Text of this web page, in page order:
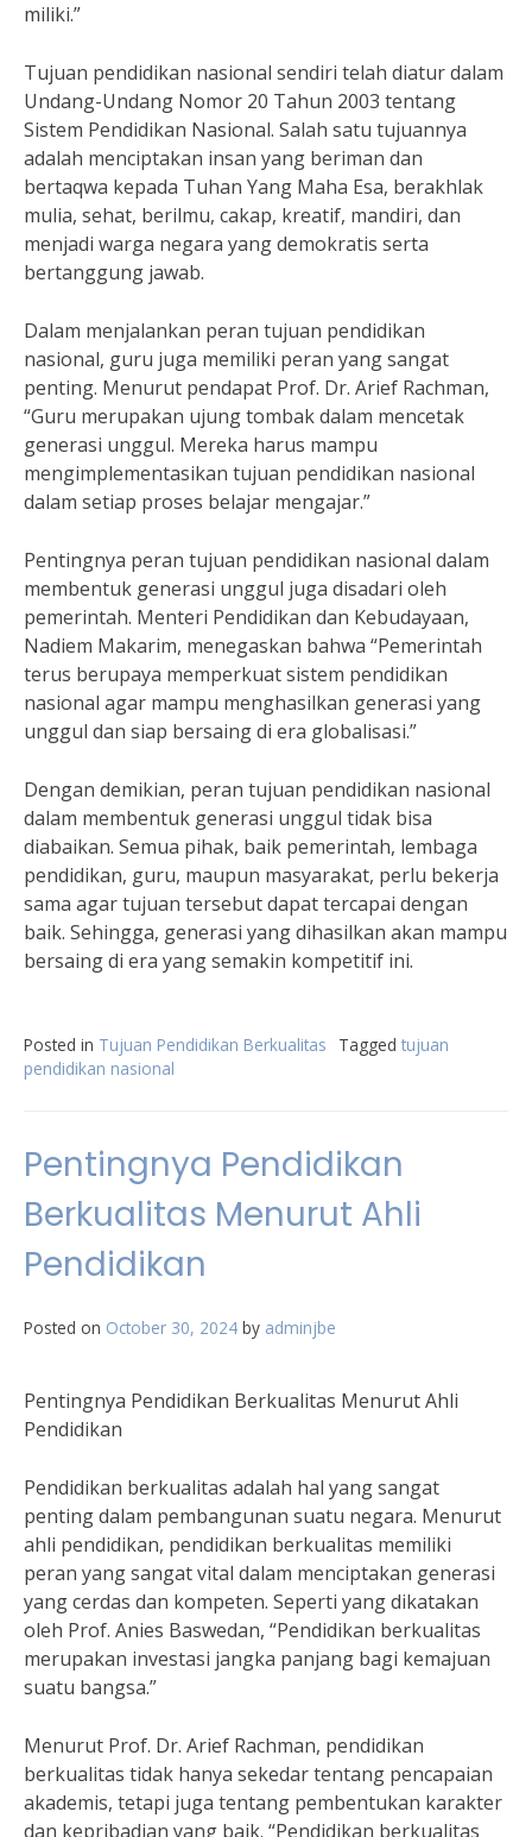
miliki.”
Tujuan pendidikan nasional sendiri telah diatur dalam
Undang-Undang Nomor 20 Tahun 2003 tentang
Sistem Pendidikan Nasional. Salah satu tujuannya
adalah menciptakan insan yang beriman dan
bertaqwa kepada Tuhan Yang Maha Esa, berakhlak
mulia, sehat, berilmu, cakap, kreatif, mandiri, dan
menjadi warga negara yang demokratis serta
bertanggung jawab.
Dalam menjalankan peran tujuan pendidikan
nasional, guru juga memiliki peran yang sangat
penting. Menurut pendapat Prof. Dr. Arief Rachman,
“Guru merupakan ujung tombak dalam mencetak
generasi unggul. Mereka harus mampu
mengimplementasikan tujuan pendidikan nasional
dalam setiap proses belajar mengajar.”
Pentingnya peran tujuan pendidikan nasional dalam
membentuk generasi unggul juga disadari oleh
pemerintah. Menteri Pendidikan dan Kebudayaan,
Nadiem Makarim, menegaskan bahwa “Pemerintah
terus berupaya memperkuat sistem pendidikan
nasional agar mampu menghasilkan generasi yang
unggul dan siap bersaing di era globalisasi.”
Dengan demikian, peran tujuan pendidikan nasional
dalam membentuk generasi unggul tidak bisa
diabaikan. Semua pihak, baik pemerintah, lembaga
pendidikan, guru, maupun masyarakat, perlu bekerja
sama agar tujuan tersebut dapat tercapai dengan
baik. Sehingga, generasi yang dihasilkan akan mampu
bersaing di era yang semakin kompetitif ini.
Posted in Tujuan Pendidikan Berkualitas Tagged tujuan
pendidikan nasional
Pentingnya Pendidikan
Berkualitas Menurut Ahli
Pendidikan
Posted on October 30, 2024 by adminjbe
Pentingnya Pendidikan Berkualitas Menurut Ahli
Pendidikan
Pendidikan berkualitas adalah hal yang sangat
penting dalam pembangunan suatu negara. Menurut
ahli pendidikan, pendidikan berkualitas memiliki
peran yang sangat vital dalam menciptakan generasi
yang cerdas dan kompeten. Seperti yang dikatakan
oleh Prof. Anies Baswedan, “Pendidikan berkualitas
merupakan investasi jangka panjang bagi kemajuan
suatu bangsa.”
Menurut Prof. Dr. Arief Rachman, pendidikan
berkualitas tidak hanya sekedar tentang pencapaian
akademis, tetapi juga tentang pembentukan karakter
dan kepribadian yang baik. “Pendidikan berkualitas